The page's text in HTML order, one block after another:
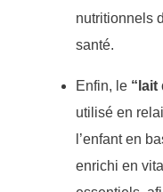
nutritionnels
santé.
Enfin, le “lait
utilisé en
l’enfant en
enrichi en